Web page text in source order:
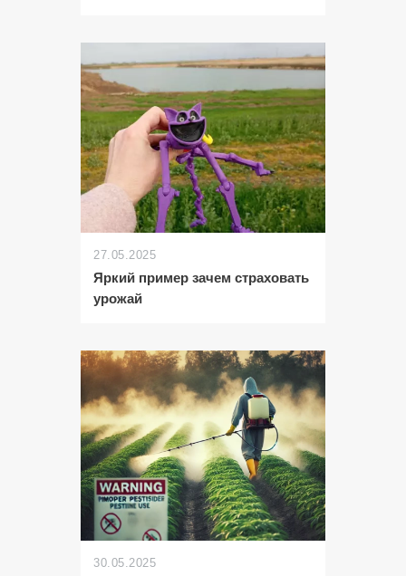
27.05.2025
Яркий пример зачем страховать
урожай
30.05.2025